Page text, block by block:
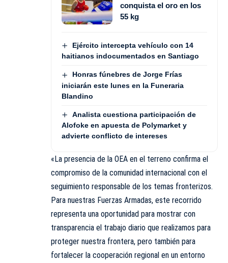
conquista el oro en los
55 kg
Ejército intercepta vehículo con 14
haitianos indocumentados en Santiago
Honras fúnebres de Jorge Frías
iniciarán este lunes en la Funeraria
Blandino
Analista cuestiona participación de
Alofoke en apuesta de Polymarket y
advierte conflicto de intereses
«La presencia de la OEA en el terreno confirma el
compromiso de la comunidad internacional con el
seguimiento responsable de los temas fronterizos.
Para nuestras Fuerzas Armadas, este recorrido
representa una oportunidad para mostrar con
transparencia el trabajo diario que realizamos para
proteger nuestra frontera, pero también para
fortalecer la cooperación regional en un entorno